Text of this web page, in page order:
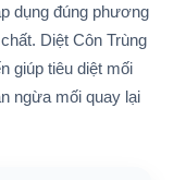
dụng đúng phương
Diệt Côn Trùng
giúp tiêu diệt mối
ngừa mối quay lại